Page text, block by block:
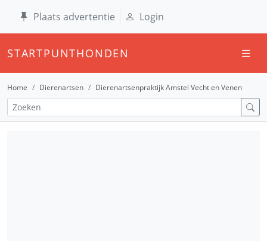
Plaats advertentie Login
STARTPUNTHONDEN
Home Dierenartsen Dierenartsenpraktijk Amstel Vecht en Venen